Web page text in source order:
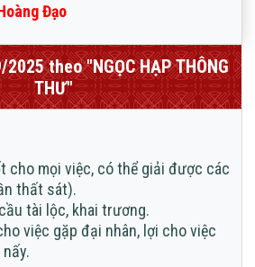
Đạo
theo "NGỌC HẠP THÔNG
THƯ"
cho mọi việc, có thể giải được các
thất sát).
tài lộc, khai trương.
việc gặp đại nhân, lợi cho việc